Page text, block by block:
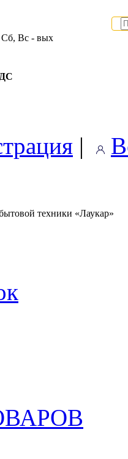
Вс - вых
|
техники «Лаукар»